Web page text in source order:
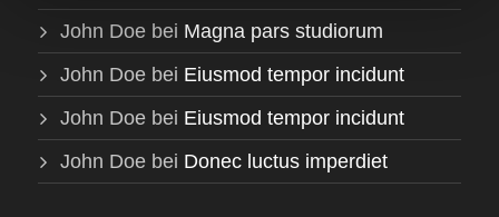
John Doe bei Magna pars studiorum
John Doe bei Eiusmod tempor incidunt
John Doe bei Eiusmod tempor incidunt
John Doe bei Donec luctus imperdiet